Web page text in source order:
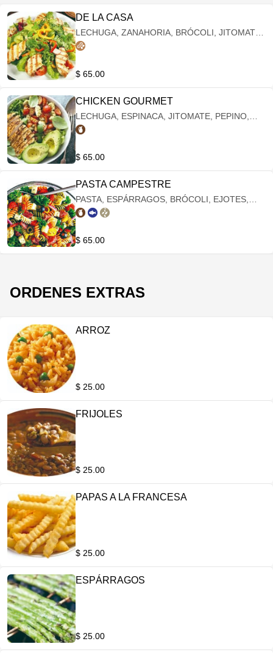
DE LA CASA
LECHUGA, ZANAHORIA, BRÓCOLI, JITOMATE,
PEPINO, JICAMA, CACAHUATE, POLLO AL
$ 65.00
CHICKEN GOURMET
LECHUGA, ESPINACA, JITOMATE, PEPINO,
BRÓCOLI, AGUACATE, QUESO PANELA,
CASA
$ 65.00
PASTA CAMPESTRE
PASTA, ESPÁRRAGOS, BRÓCOLI, EJOTES,
ZANAHORIA, QUESO MANCHEGO, ACEITE DE
$ 65.00
ORDENES EXTRAS
ARROZ
$ 25.00
FRIJOLES
$ 25.00
PAPAS A LA FRANCESA
$ 25.00
ESPÁRRAGOS
$ 25.00